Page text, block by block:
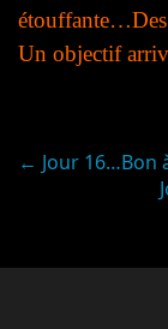
étouffante…Des
Un objectif
Post
← Jour 16…Bon